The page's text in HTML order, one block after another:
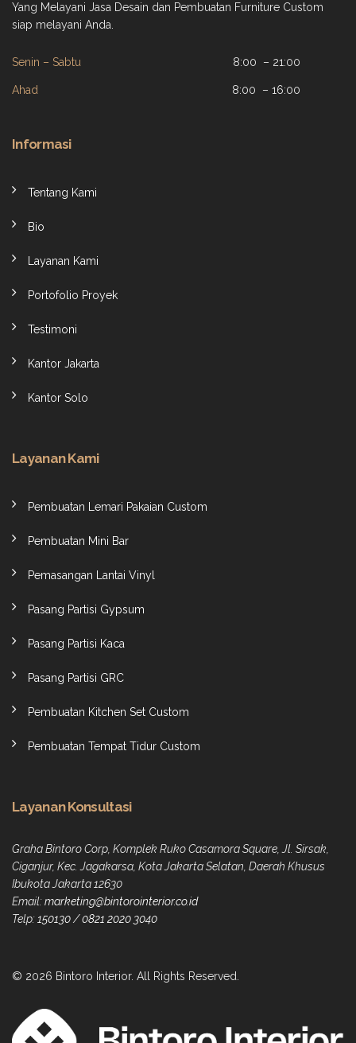
Yang Melayani Jasa Desain dan Pembuatan Furniture Custom
siap melayani Anda.
Senin – Sabtu 8:00 – 21:00
Ahad 8:00 – 16:00
Informasi
Tentang Kami
Bio
Layanan Kami
Portofolio Proyek
Testimoni
Kantor Jakarta
Kantor Solo
Layanan Kami
Pembuatan Lemari Pakaian Custom
Pembuatan Mini Bar
Pemasangan Lantai Vinyl
Pasang Partisi Gypsum
Pasang Partisi Kaca
Pasang Partisi GRC
Pembuatan Kitchen Set Custom
Pembuatan Tempat Tidur Custom
Layanan Konsultasi
Graha Bintoro Corp, Komplek Ruko Casamora Square, Jl. Sirsak,
Ciganjur, Kec. Jagakarsa, Kota Jakarta Selatan, Daerah Khusus
Ibukota Jakarta 12630
Email:marketing@bintorointerior.co.id
Telp: 150130/0821 2020 3040
© 2026 Bintoro Interior. All Rights Reserved.